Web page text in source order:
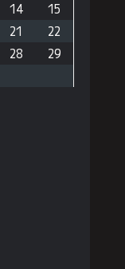
14
15
21
22
28
29